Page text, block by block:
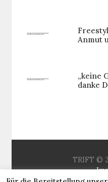
Anmut
„keine
danke
TRIFT ©